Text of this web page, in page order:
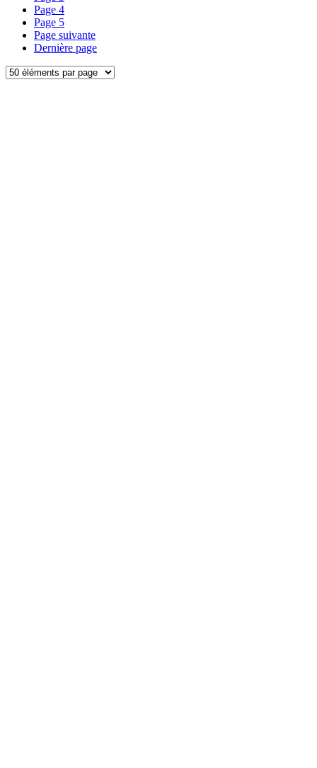
Page 4
Page 5
Page suivante
Dernière page